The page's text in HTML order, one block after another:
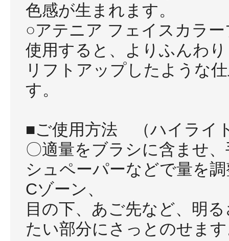
色感が生まれます。
○アテニア フェイスカラ
使用すると、よりふんわ
リフトアップしたような
す。
■ご使用方法 （ハイラ
〇適量をブラシに含ませ
シュペーパーなどで量を
Cゾーン、
目の下、あご先など、明
たい部分にさっとのせま